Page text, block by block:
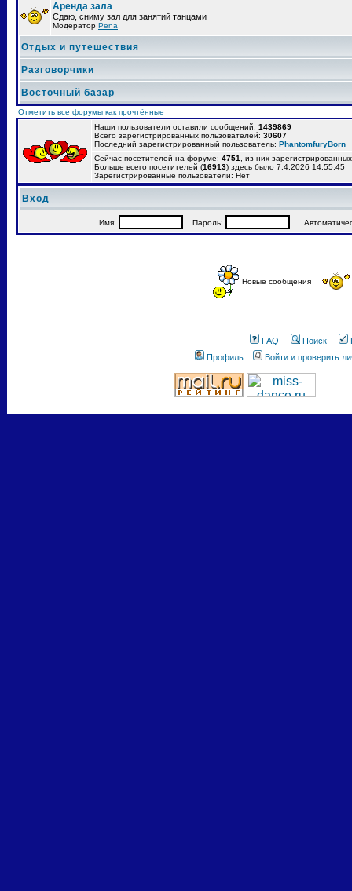
Аренда зала
Сдаю, сниму зал для занятий танцами
Модератор Pena
Отдых и путешествия
Разговорчики
Восточный базар
Отметить все форумы как прочтённые
Наши пользователи оставили сообщений: 1439869
Всего зарегистрированных пользователей: 30607
Последний зарегистрированный пользователь: PhantomfuryBorn
Сейчас посетителей на форуме: 4751
, из них
Больше всего посетителей (16913) здесь было 7.4.2026 14:55:45
Зарегистрированные пользователи: Нет
Вход
Имя: Пароль:
Новые сообщения
FAQ Поиск
Профиль
Войти и проверить